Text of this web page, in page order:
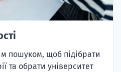
пошуком, щоб підібрати
та обрати університет